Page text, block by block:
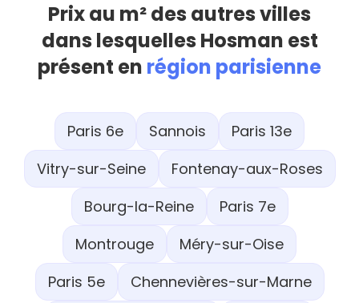
Prix au m² des autres villes
dans lesquelles Hosman est
présent en région parisienne
Paris 6e Sannois
Paris 13e
Vitry-sur-Seine
Fontenay-aux-Roses
Bourg-la-Reine
Paris 7e
Montrouge
Méry-sur-Oise
Paris 5e
Chennevières-sur-Marne